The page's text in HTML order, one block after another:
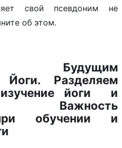
свой псевдоним не
об этом.
Будущим
Йоги. Разделяем
йоги и
Важность
обучении и